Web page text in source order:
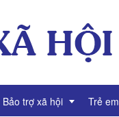
Bảo trợ xã hội Trẻ em